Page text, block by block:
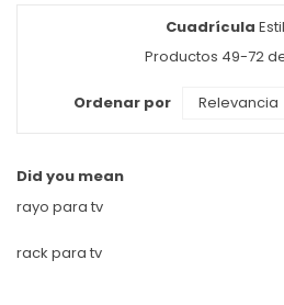
Ver
como
Cuadrícula
Productos 49-72
Ordenar por
Did you mean
rayo para tv
rack para tv